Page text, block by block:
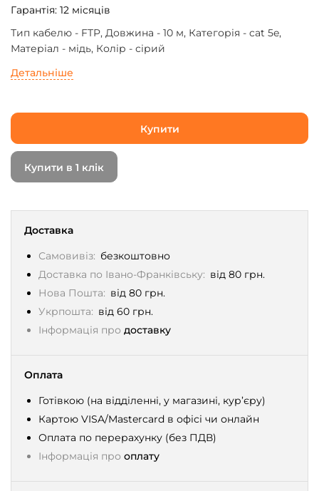
Доставка
Самовивіз: безкоштовно
Доставка по Івано-Франківську: від 80 грн.
Нова Пошта: від 80 грн.
Укрпошта: від 60 грн.
Інформація про доставку
Оплата
Готівкою (на відділенні, у магазині, кур’єру)
Картою VISA/Mastercard в офісі чи онлайн
Оплата по перерахунку (без ПДВ)
Інформація про оплату
Гарантія: 12 місяців
Тип кабелю - FTP, Довжина - 10 м, Категорія - cat 5e,
Матеріал - мідь, Колір - сірий
Детальніше
Купити
Купити в 1 клік